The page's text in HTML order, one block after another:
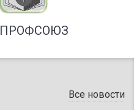
ПРОФСОЮЗ
Все новости